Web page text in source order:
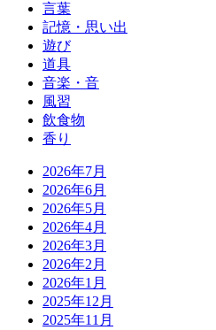
言葉
記憶・思い出
遊び
道具
音楽・音
風習
飲食物
香り
2026年7月
2026年6月
2026年5月
2026年4月
2026年3月
2026年2月
2026年1月
2025年12月
2025年11月